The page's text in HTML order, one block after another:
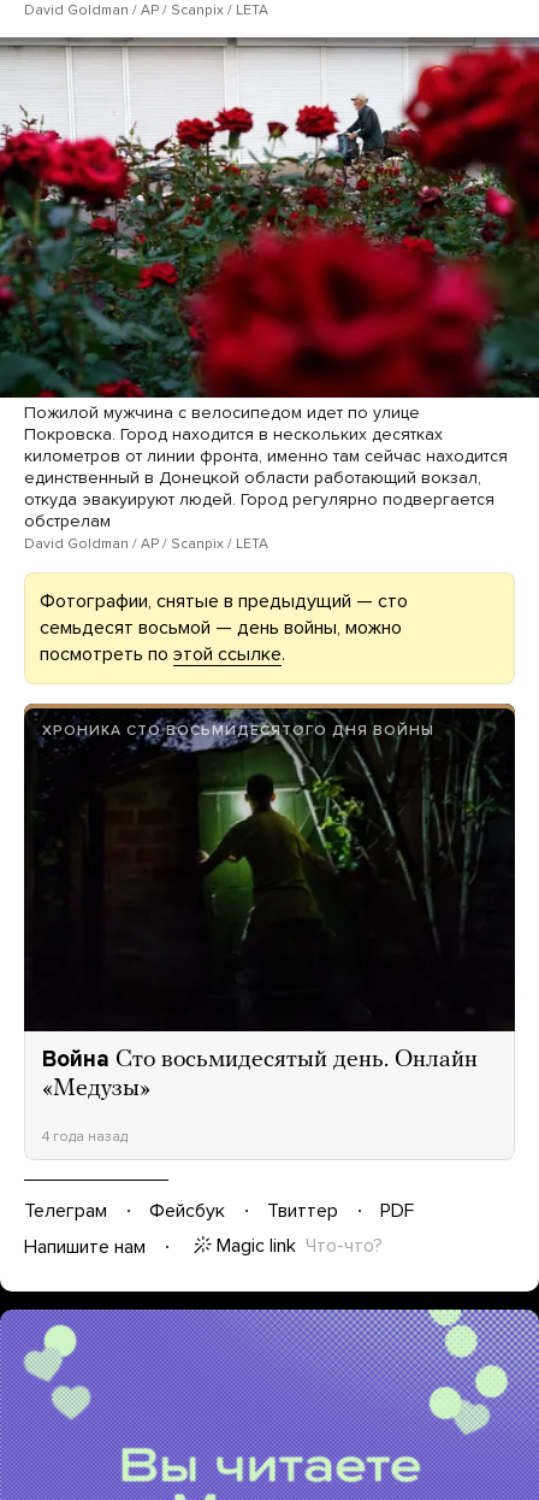
David Goldman / AP / Scanpix / LETA
Пожилой мужчина с велосипедом идет по улице
Покровска. Город находится в нескольких десятках
километров от линии фронта, именно там сейчас находится
единственный в Донецкой области работающий вокзал,
откуда эвакуируют людей. Город регулярно подвергается
обстрелам
David Goldman / AP / Scanpix / LETA
Фотографии, снятые в предыдущий — сто
семьдесят восьмой — день войны, можно
посмотреть по этой ссылке.
ХРОНИКА СТО ВОСЬМИДЕСЯТОГО ДНЯ ВОЙНЫ
Война Сто восьмидесятый день. Онлайн
«Медузы»
4 года назад
Телеграм Фейсбук Твиттер
PDF
Напишите нам
Magic link Что-что?